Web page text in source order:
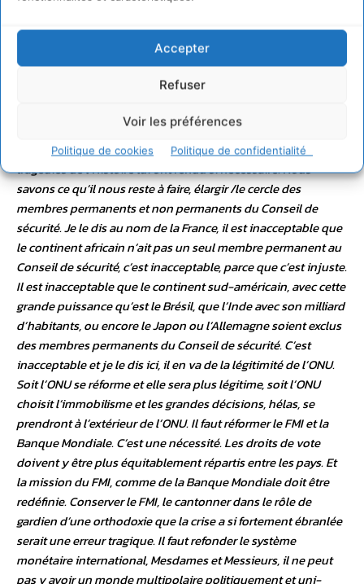
Accepter
Refuser
Voir les préférences
Politique de cookies Politique de confidentialité